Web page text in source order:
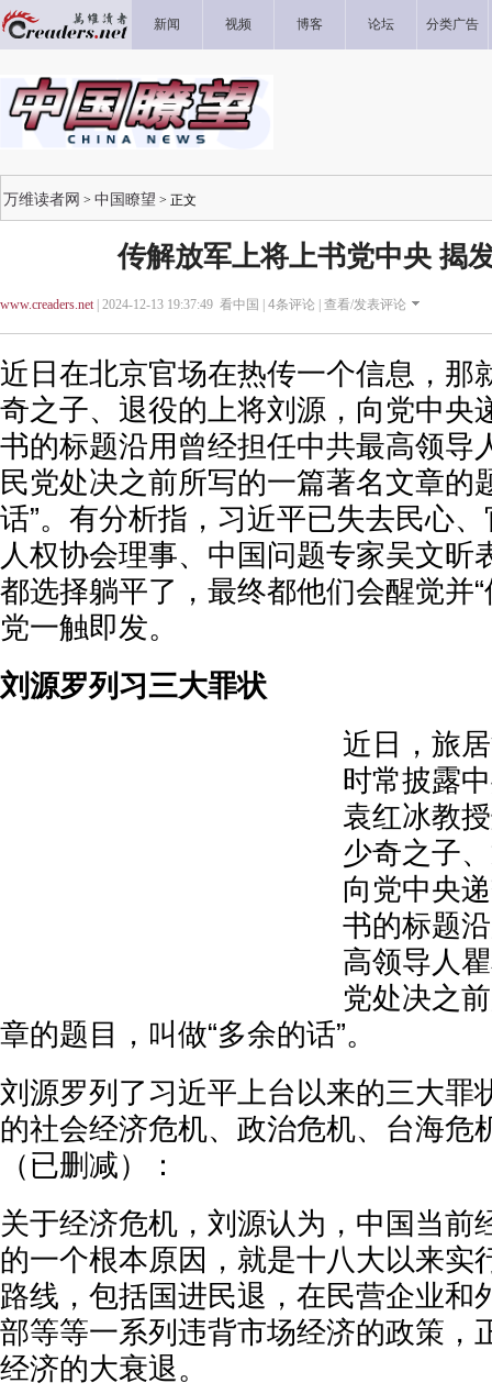
新闻 视频 博客 论坛 分类广告
万维读者网 > 中国瞭望 > 正文
传解放军上将上书党中央 揭
www.creaders.net| 2024-12-13 19:37:49 看中国 | 4条评论 | 查看/发表评论
近日在北京官场在热传一个信息，那
奇之子、退役的上将刘源，向党中央
书的标题沿用曾经担任中共最高领导
民党处决之前所写的一篇著名文章的
话”。有分析指，习近平已失去民心
人权协会理事、中国问题专家吴文昕
都选择躺平了，最终都他们会醒觉并
党一触即发。
刘源罗列习三大罪状
近日，旅
时常披露
袁红冰教
少奇之子
向党中央
书的标题
高领导人
党处决之
章的题目，叫做“多余的话”。
刘源罗列了习近平上台以来的三大罪
的社会经济危机、政治危机、台海危
（已删减）：
关于经济危机，刘源认为，中国当前
的一个根本原因，就是十八大以来实
路线，包括国进民退，在民营企业和
部等等一系列违背市场经济的政策，
经济的大衰退。